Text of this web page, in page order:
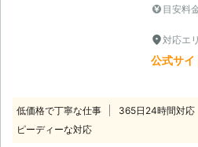
目安料
対応エ
公式サ
低価格で丁寧な仕事 365日24時間対応
ピーディーな対応